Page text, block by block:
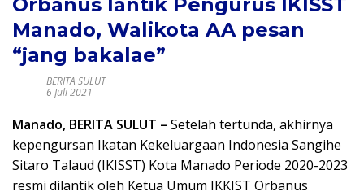
Manado, Walikota AA pesan
“jang bakalae”
BERITA SULUT
6 Juli 2021
Manado, BERITA SULUT – Setelah tertunda, akhirnya
kepengursan Ikatan Kekeluargaan Indonesia Sangihe
Sitaro Talaud (IKISST) Kota Manado Periode 2020-2023
resmi dilantik oleh Ketua Umum IKKIST Orbanus